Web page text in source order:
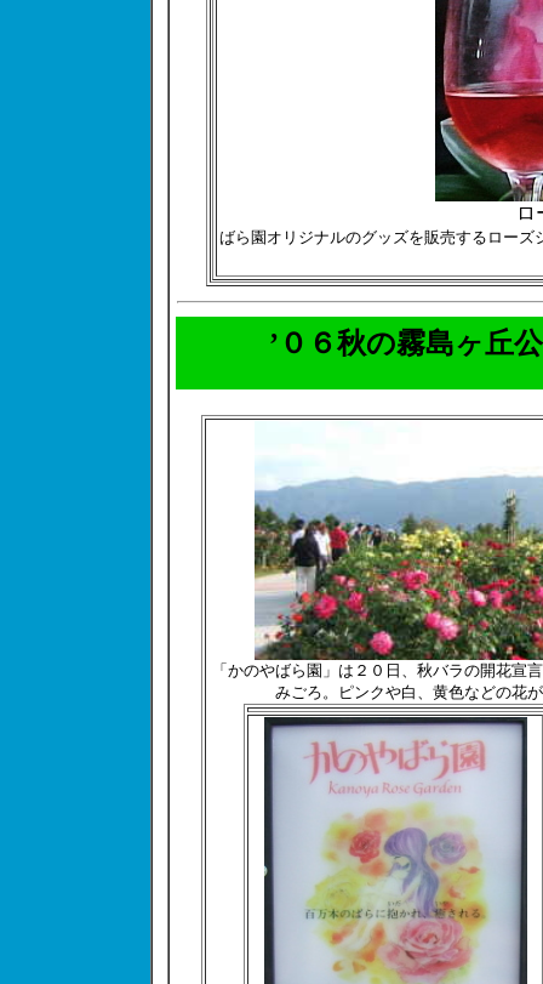
ロ
ばら園オリジナルのグッズを販売するロー
’０６秋の霧島ヶ丘
「かのやばら園」は２０日、秋バラの開花宣
みごろ。ピンクや白、黄色などの花